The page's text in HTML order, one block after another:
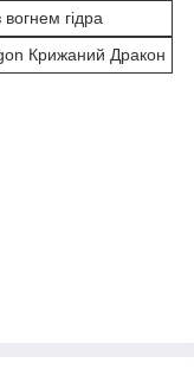
гідра
Крижаний Дракон